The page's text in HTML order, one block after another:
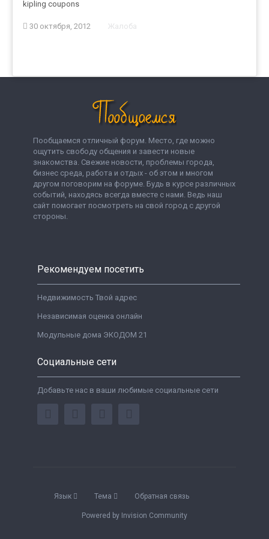
kipling coupons
30 октября, 2012 Жалоба
Пообщаемся отличный форум. Место, где можно
ощутить свободу общения и завести новые
знакомства. Свежие новости, проблемы города,
бизнес среда, работа и отдых - об этом и многом
другом поговорим на форуме. Будь в курсе различных
событий, находясь всегда вместе с нами. Ведь наш
сайт помогает посмотреть на свой город с другой
стороны.
Рекомендуем посетить
Недвижимость Твой адрес
Независимая оценка онлайн
Модульные дома ЭКОДОМ 21
Социальные сети
Добавьте нас в ваши любимые социальные сети
Язык Тема Обратная связь
Powered by Invision Community